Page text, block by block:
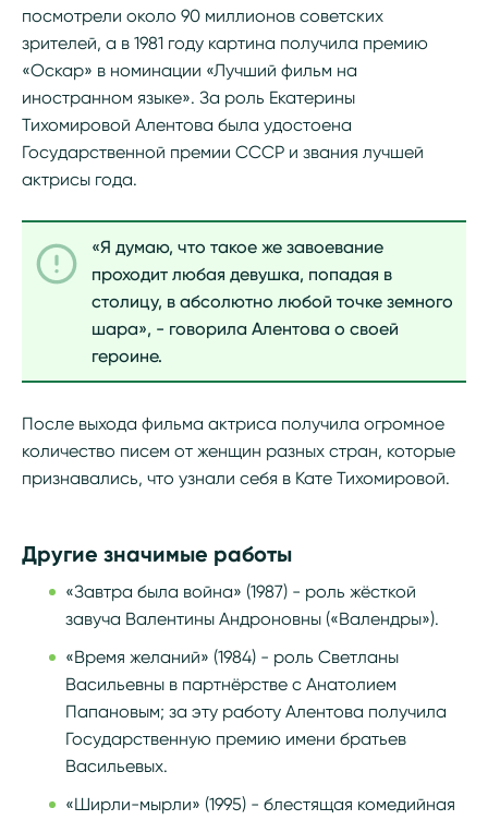
посмотрели около 90 миллионов советских
зрителей, а в 1981 году картина получила премию
«Оскар» в номинации «Лучший фильм на
иностранном языке». За роль Екатерины
Тихомировой Алентова была удостоена
Государственной премии СССР и звания лучшей
актрисы года.
«Я думаю, что такое же завоевание
проходит любая девушка, попадая в
столицу, в абсолютно любой точке земного
шара», - говорила Алентова о своей
героине.
После выхода фильма актриса получила огромное
количество писем от женщин разных стран, которые
признавались, что узнали себя в Кате Тихомировой.
Другие значимые работы
«Завтра была война» (1987) - роль жёсткой
завуча Валентины Андроновны («Валендры»).
«Время желаний» (1984) - роль Светланы
Васильевны в партнёрстве с Анатолием
Папановым; за эту работу Алентова получила
Государственную премию имени братьев
Васильевых.
«Ширли-мырли» (1995) - блестящая комедийная